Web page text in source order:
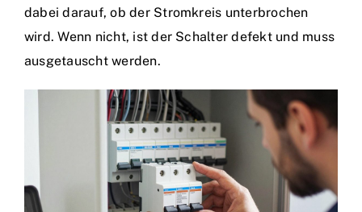
dabei darauf, ob der Stromkreis unterbrochen
wird. Wenn nicht, ist der Schalter defekt und muss
ausgetauscht werden.